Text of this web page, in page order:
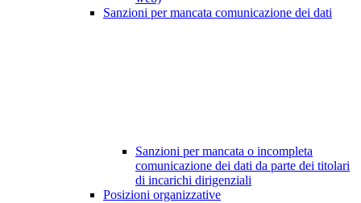
Sanzioni per mancata comunicazione dei dati
Sanzioni per mancata o incompleta
comunicazione dei dati da parte dei titolari
di incarichi dirigenziali
Posizioni organizzative